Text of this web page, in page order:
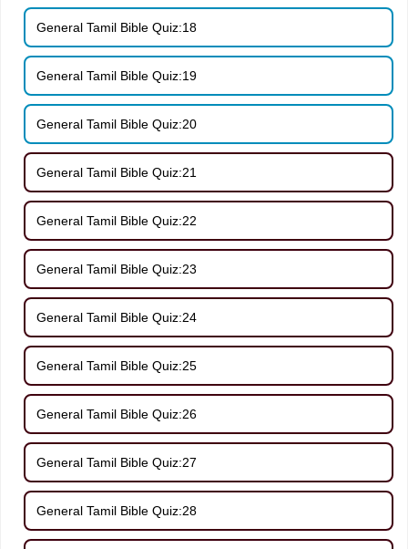
General Tamil Bible Quiz:18
General Tamil Bible Quiz:19
General Tamil Bible Quiz:20
General Tamil Bible Quiz:21
General Tamil Bible Quiz:22
General Tamil Bible Quiz:23
General Tamil Bible Quiz:24
General Tamil Bible Quiz:25
General Tamil Bible Quiz:26
General Tamil Bible Quiz:27
General Tamil Bible Quiz:28